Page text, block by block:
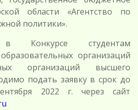
области «Агентство по
политики».
Конкурсе студентам
организаций
организаций высшего
подать заявку в срок до
2022 г. через сайт